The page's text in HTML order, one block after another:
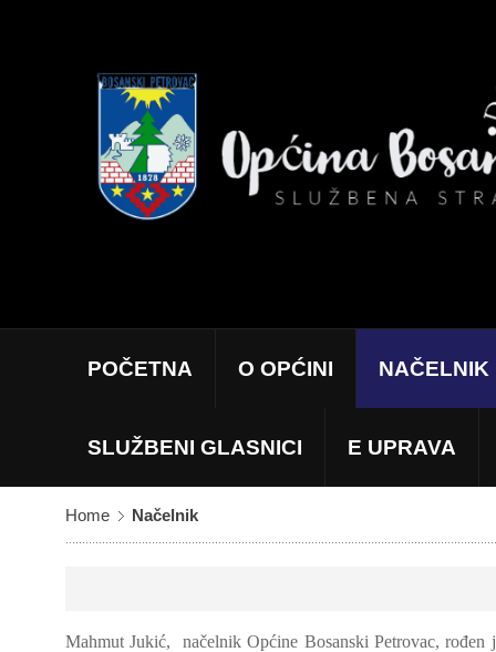
POČETNA O OPĆINI NAČELNIK
SLUŽBENI GLASNICI E UPRAVA
Home Načelnik
Mahmut Jukić, načelnik Općine Bosanski Petrovac, rođen